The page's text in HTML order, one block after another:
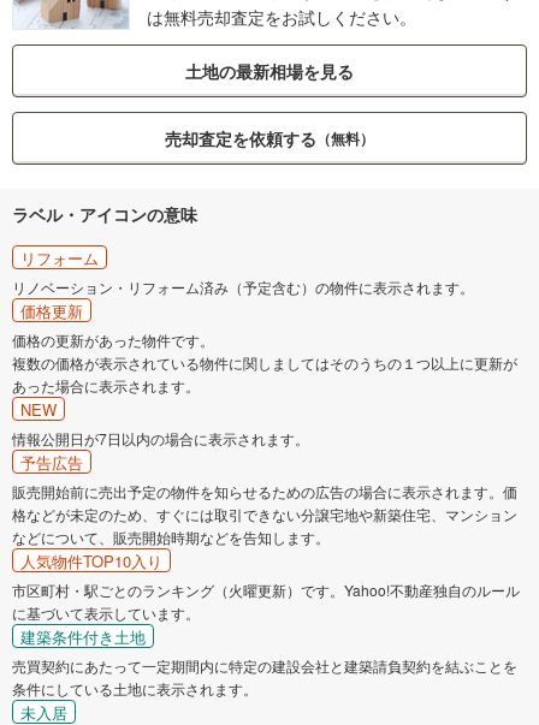
は無料売却査定をお試しください。
土地の最新相場を見る
売却査定を依頼する （無料）
ラベル・アイコンの意味
リフォーム
リノベーション・リフォーム済み（予定含む）の物件に表示されます。
価格更新
価格の更新があった物件です。
複数の価格が表示されている物件に関しましてはそのうちの１つ以上に更新が
あった場合に表示されます。
NEW
情報公開日が7日以内の場合に表示されます。
予告広告
販売開始前に売出予定の物件を知らせるための広告の場合に表示されます。価
格などが未定のため、すぐには取引できない分譲宅地や新築住宅、マンション
などについて、販売開始時期などを告知します。
人気物件TOP10入り
市区町村・駅ごとのランキング（火曜更新）です。Yahoo!不動産独自のルール
に基づいて表示しています。
建築条件付き土地
売買契約にあたって一定期間内に特定の建設会社と建築請負契約を結ぶことを
条件にしている土地に表示されます。
未入居